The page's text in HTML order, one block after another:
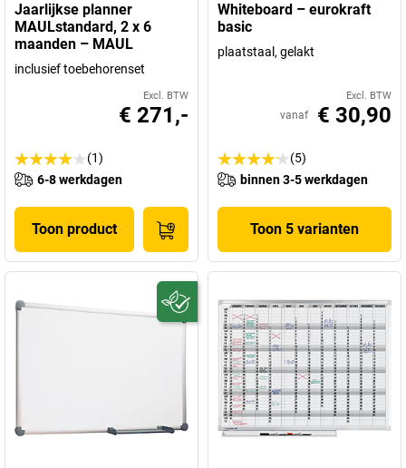
Jaarlijkse planner
MAULstandard, 2 x 6
maanden – MAUL
inclusief toebehorenset
Excl. BTW
€ 271,-
(1)
6-8 werkdagen
Toon product
Whiteboard – eurokraft
basic
plaatstaal, gelakt
Excl. BTW
vanaf € 30,90
(5)
binnen 3-5 werkdagen
Toon 5 varianten